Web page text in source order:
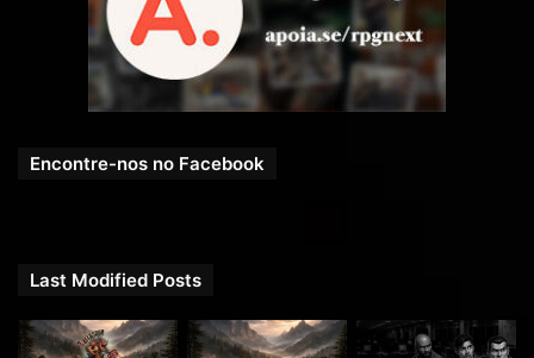
SUPORTE NOSSA CAUSA!
Nossa Campanha do PADRIM está no AR! Acesse e
veja nossas Metas e Recompensas para os patronos.
Encontre-nos no Facebook
Last Modified Posts